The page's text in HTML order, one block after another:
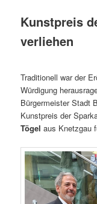
Kunstpreis
verliehen
Traditionell war der
Würdigung
Bürgermeister Stadt
Kunstpreis der
Tögelaus Knetzgau